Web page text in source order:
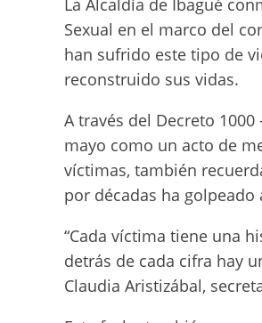
La Alcaldía de Ibagué
Sexual en el marco del
han sufrido este tipo de
reconstruido sus vidas.
A través del Decreto
mayo como un acto de
víctimas, también
por décadas ha golpeado
“Cada víctima tiene una
detrás de cada cifra hay
Claudia Aristizábal,